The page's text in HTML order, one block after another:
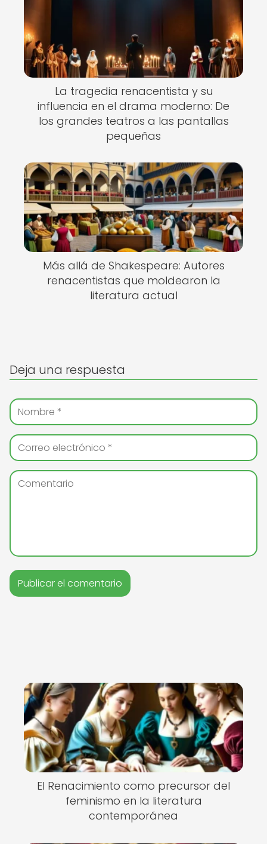
La tragedia renacentista y su
influencia en el drama moderno: De
los grandes teatros a las pantallas
pequeñas
Más allá de Shakespeare: Autores
renacentistas que moldearon la
literatura actual
Deja una respuesta
El Renacimiento como precursor del
feminismo en la literatura
contemporánea